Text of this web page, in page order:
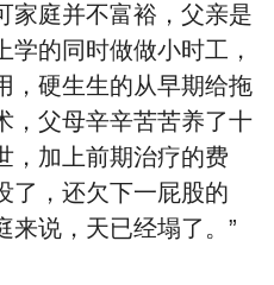
家庭并不富裕，父亲是
的同时做做小时工，
，硬生生的从早期给拖
，父母辛辛苦苦养了十
，加上前期治疗的费
了，还欠下一屁股的
来说，天已经塌了。”